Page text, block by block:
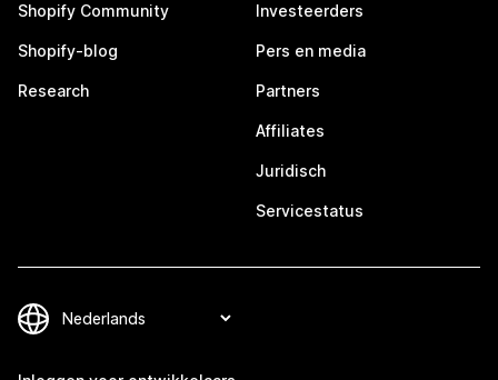
Shopify Community
Shopify-blog
Research
Investeerders
Pers en media
Partners
Affiliates
Juridisch
Servicestatus